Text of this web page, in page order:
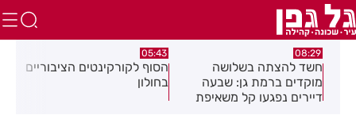
08:29
חשד להצתה בשלושה
מוקדים ברמת גן: שבעה
דיירים נפגעו קל משאיפת
05:43
הסוף לקורקינטים הציבוריים
בחולון